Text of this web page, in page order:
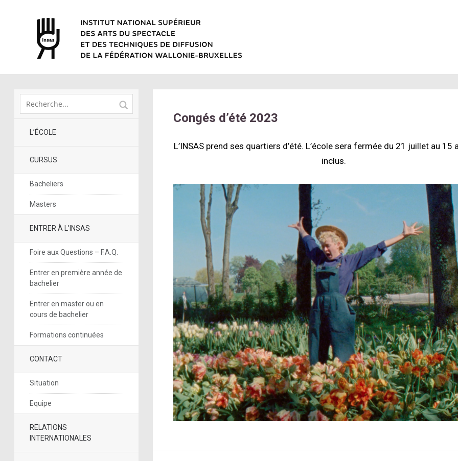
L’ÉCOLE
CURSUS
Bacheliers
Masters
ENTRER À L’INSAS
Foire aux Questions – F.A.Q.
Entrer en première année de
bachelier
Entrer en master ou en
cours de bachelier
Formations continuées
CONTACT
Situation
Equipe
RELATIONS
INTERNATIONALES
Congés d’été 2023
L’INSAS prend ses quartiers d’été. L’école sera fermée du 21 juillet au 15
inclus.